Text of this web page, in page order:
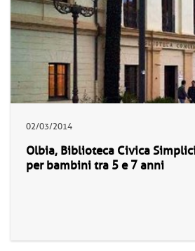
02/03/2014
Olbia, Biblioteca Civica
per bambini tra 5 e 7 anni